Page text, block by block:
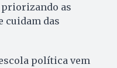
as
cuidam das
política vem